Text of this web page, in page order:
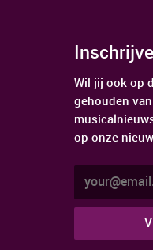
Wil jij ook op
gehouden
op onze